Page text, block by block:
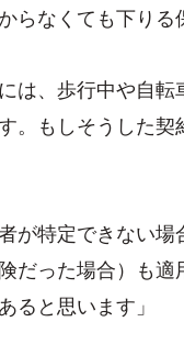
らなくても下り
は、歩行中や自
。もしそうした
が特定できない
だった場合）も
ると思います」